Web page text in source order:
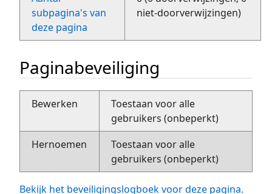
subpagina's van
deze pagina
niet-doorverwijzingen)
Paginabeveiliging
Bewerken
Toestaan voor alle
gebruikers (onbeperkt)
Hernoemen
Toestaan voor alle
gebruikers (onbeperkt)
Bekijk het beveiligingslogboek voor deze pagina.